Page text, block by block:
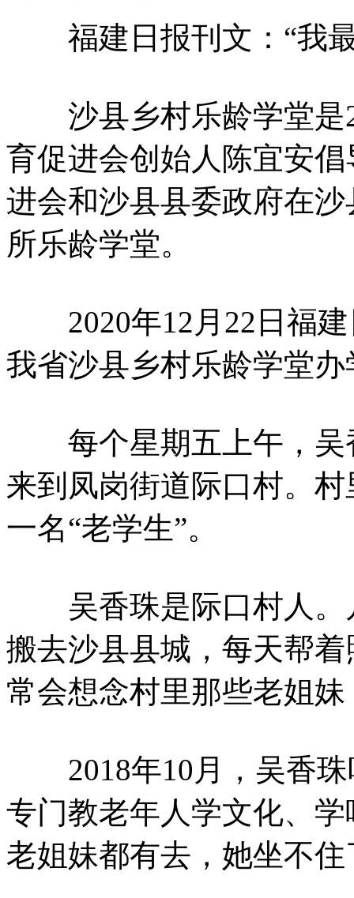
福建日报刊文：“我最
沙县乡村乐龄学堂是
育促进会创始人陈宜安
进会和沙县县委政府在
所乐龄学堂。
2020年12月22日福建
我省沙县乡村乐龄学堂
每个星期五上午，吴
来到凤岗街道际口村。
一名“老学生”。
吴香珠是际口村人。
搬去沙县县城，每天帮
常会想念村里那些老姐
2018年10月，吴香珠
专门教老年人学文化、
老姐妹都有去，她坐不住